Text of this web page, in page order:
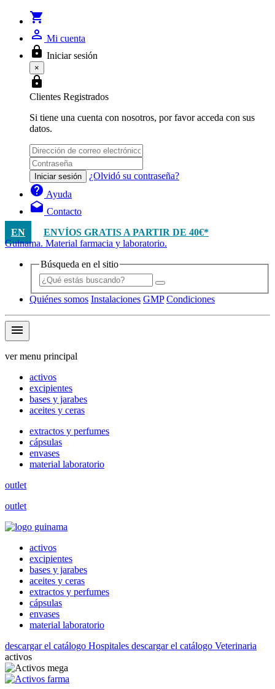
shopping_cart
person_outline Mi cuenta
lock Iniciar sesión
×
lock
Clientes Registrados
Si tiene una cuenta con nosotros, por favor acceda con sus
datos.
Iniciar sesión ¿Olvidó su contraseña?
help Ayuda
drafts Contacto
EN
ENVÍOS GRATIS A PARTIR DE 40€*
Guinama. Material farmacia y laboratorio.
Búsqueda en el sitio
Quiénes somos Instalaciones GMP Condiciones
menu
ver menu principal
activos
excipientes
bases y jarabes
aceites y ceras
extractos y perfumes
cápsulas
envases
material laboratorio
outlet
outlet
activos
excipientes
bases y jarabes
aceites y ceras
extractos y perfumes
cápsulas
envases
material laboratorio
descargar el catálogo Hospitales descargar el catálogo Veterinaria
activos